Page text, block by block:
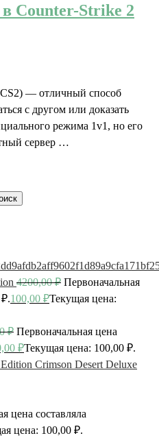
Counter-Strike 2
— отличный способ
с другом или доказать
режима 1v1, но его
сервер …
4200,00₽ Первоначальная
100,00 ₽Текущая цена:
₽ Первоначальная цена
₽Текущая цена: 100,00 ₽.
Crimson Desert Deluxe
цена составляла
цена: 100,00 ₽.